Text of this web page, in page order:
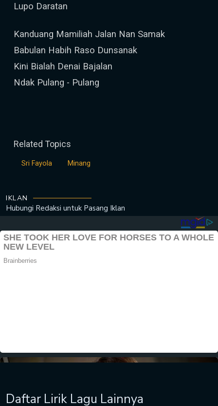
Lupo Daratan
Kanduang Mamiliah Jalan Nan Samak
Babulan Habih Raso Dunsanak
Kini Bialah Denai Bajalan
Ndak Pulang - Pulang
Related Topics
Sri Fayola Minang
IKLAN
Hubungi Redaksi untuk Pasang Iklan
Daftar Lirik Lagu Lainnya